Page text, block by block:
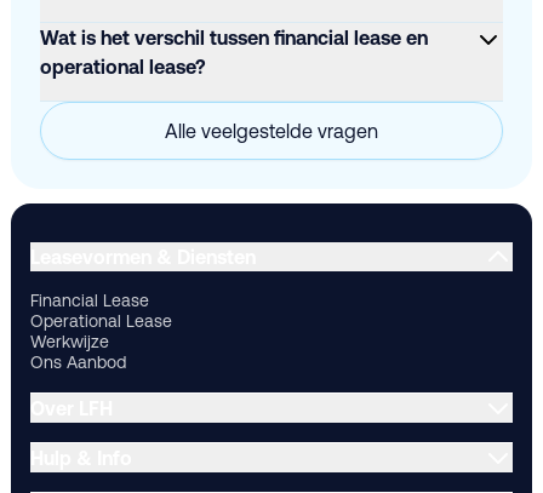
Wat is het verschil tussen financial lease en
operational lease?
Alle veelgestelde vragen
Financial Lease
Operational Lease
Werkwijze
Ons Aanbod